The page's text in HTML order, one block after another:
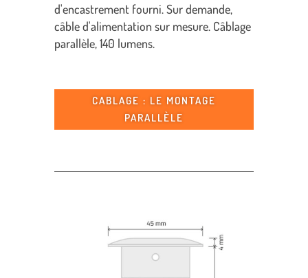
d'encastrement fourni.Sur demande,
câble d'alimentation sur mesure. Câblage
parallèle, 140 lumens.
CABLAGE : LE MONTAGE
PARALLÈLE